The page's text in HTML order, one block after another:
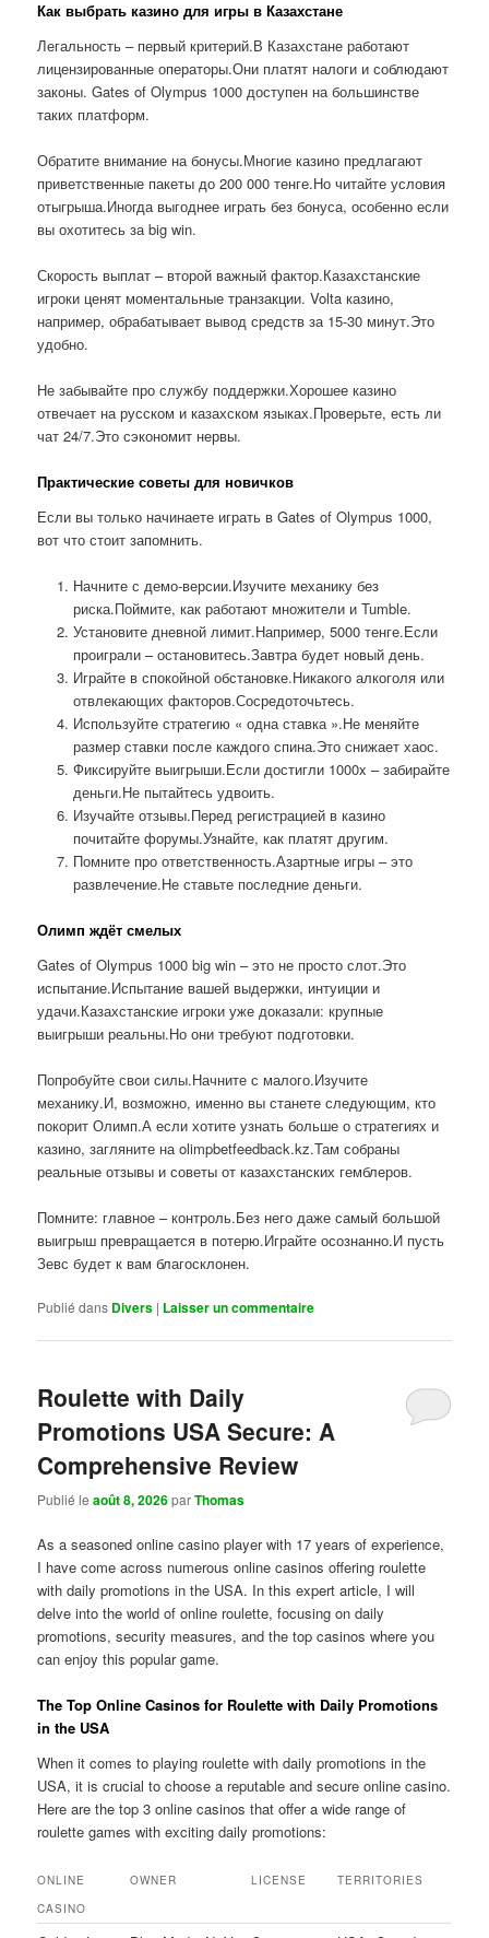
Как выбрать казино для игры в Казахстане
Легальность – первый критерий.В Казахстане работают
лицензированные операторы.Они платят налоги и соблюдают
законы. Gates of Olympus 1000 доступен на большинстве
таких платформ.
Обратите внимание на бонусы.Многие казино предлагают
приветственные пакеты до 200 000 тенге.Но читайте условия
отыгрыша.Иногда выгоднее играть без бонуса, особенно если
вы охотитесь за big win.
Скорость выплат – второй важный фактор.Казахстанские
игроки ценят моментальные транзакции. Volta казино,
например, обрабатывает вывод средств за 15-30 минут.Это
удобно.
Не забывайте про службу поддержки.Хорошее казино
отвечает на русском и казахском языках.Проверьте, есть ли
чат 24/7.Это сэкономит нервы.
Практические советы для новичков
Если вы только начинаете играть в Gates of Olympus 1000,
вот что стоит запомнить.
Начните с демо-версии.Изучите механику без
риска.Поймите, как работают множители и Tumble.
Установите дневной лимит.Например, 5000 тенге.Если
проиграли – остановитесь.Завтра будет новый день.
Играйте в спокойной обстановке.Никакого алкоголя или
отвлекающих факторов.Сосредоточьтесь.
Используйте стратегию « одна ставка ».Не меняйте
размер ставки после каждого спина.Это снижает хаос.
Фиксируйте выигрыши.Если достигли 1000x – забирайте
деньги.Не пытайтесь удвоить.
Изучайте отзывы.Перед регистрацией в казино
почитайте форумы.Узнайте, как платят другим.
Помните про ответственность.Азартные игры – это
развлечение.Не ставьте последние деньги.
Олимп ждёт смелых
Gates of Olympus 1000 big win – это не просто слот.Это
испытание.Испытание вашей выдержки, интуиции и
удачи.Казахстанские игроки уже доказали: крупные
выигрыши реальны.Но они требуют подготовки.
Попробуйте свои силы.Начните с малого.Изучите
механику.И, возможно, именно вы станете следующим, кто
покорит Олимп.А если хотите узнать больше о стратегиях и
казино, загляните на olimpbetfeedback.kz.Там собраны
реальные отзывы и советы от казахстанских гемблеров.
Помните: главное – контроль.Без него даже самый большой
выигрыш превращается в потерю.Играйте осознанно.И пусть
Зевс будет к вам благосклонен.
Publié dans Divers | Laisser un commentaire
Roulette with Daily
Promotions USA Secure: A
Comprehensive Review
Publié leaoût 8, 2026parThomas
As a seasoned online casino player with 17 years of experience,
I have come across numerous online casinos offering roulette
with daily promotions in the USA. In this expert article, I will
delve into the world of online roulette, focusing on daily
promotions, security measures, and the top casinos where you
can enjoy this popular game.
The Top Online Casinos for Roulette with Daily Promotions
in the USA
When it comes to playing roulette with daily promotions in the
USA, it is crucial to choose a reputable and secure online casino.
Here are the top 3 online casinos that offer a wide range of
roulette games with exciting daily promotions:
ONLINE
CASINO
OWNER LICENSE TERRITORIES